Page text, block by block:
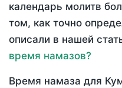
календарь молитв
том, как точно
описали в нашей
время намазов?
Время намаза для